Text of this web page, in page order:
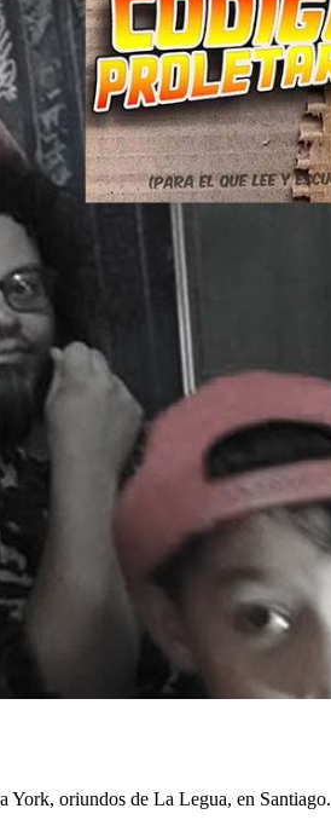
York, oriundos de La Legua, en Santiago.